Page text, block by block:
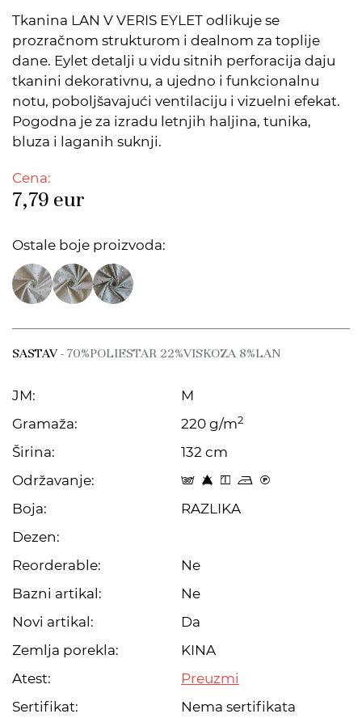
Tkanina LAN V VERIS EYLET odlikuje se
prozračnom strukturom i dealnom za toplije
dane. Eylet detalji u vidu sitnih perforacija daju
tkanini dekorativnu, a ujedno i funkcionalnu
notu, poboljšavajući ventilaciju i vizuelni efekat.
Pogodna je za izradu letnjih haljina, tunika,
bluza i laganih suknji.
Cena:
7,79 eur
Ostale boje proizvoda:
SASTAV- 70%POLIESTAR 22%VISKOZA 8%LAN
JM:
M
Gramaža:
220 g/m2
Širina:
132 cm
Održavanje:
s 8 y o C
Boja:
RAZLIKA
Dezen:
Reorderable:
Ne
Bazni artikal:
Ne
Novi artikal:
Da
Zemlja porekla:
KINA
Atest:
Preuzmi
Sertifikat:
Nema sertifikata